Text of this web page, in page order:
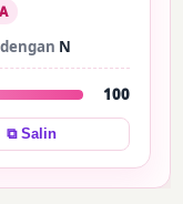
N
100
⧉ Salin